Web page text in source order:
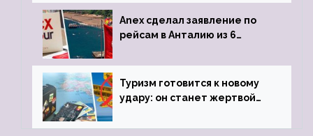
Anex сделал заявление по
рейсам в Анталию из 6
Туризм готовится к новому
удару: он станет жертвой